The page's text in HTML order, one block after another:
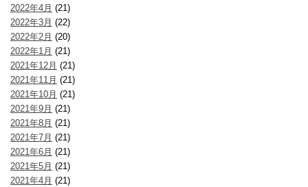
2022年4月 (21)
2022年3月 (22)
2022年2月 (20)
2022年1月 (21)
2021年12月 (21)
2021年11月 (21)
2021年10月 (21)
2021年9月 (21)
2021年8月 (21)
2021年7月 (21)
2021年6月 (21)
2021年5月 (21)
2021年4月 (21)